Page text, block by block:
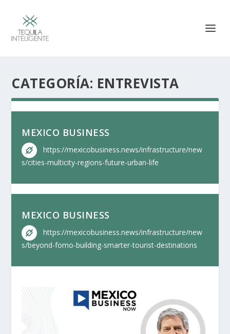
CATEGORÍA: ENTREVISTA
MEXICO BUSINESS
https://mexicobusiness.news/infrastructure/new
s/cities-multicity-regions-future-urban-life
MEXICO BUSINESS
https://mexicobusiness.news/infrastructure/new
s/beyond-fomo-building-smarter-tourist-destinations